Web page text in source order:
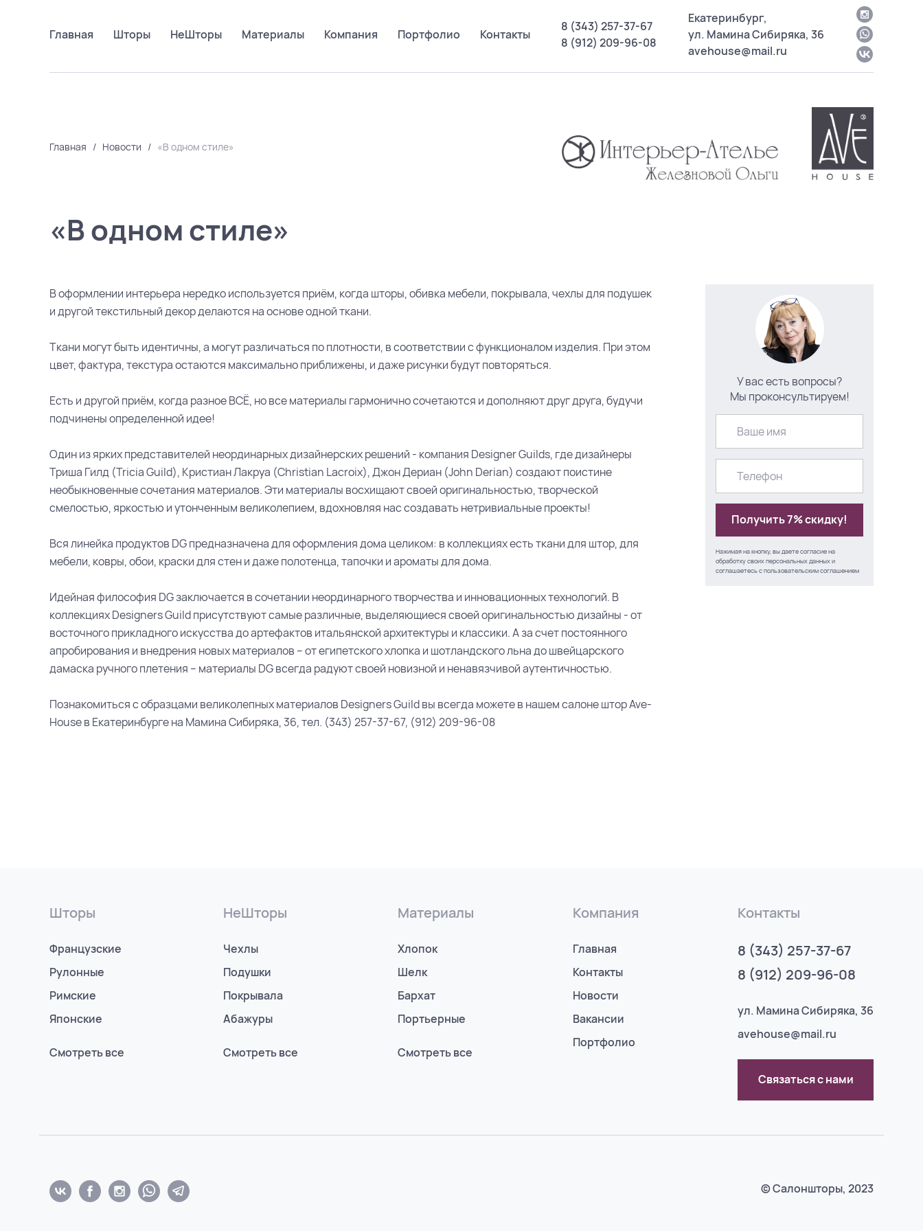
Главная Шторы НеШторы Материалы Компания Портфолио Контакты
8 (343) 257-37-67
8 (912) 209-96-08
Екатеринбург,
ул. Мамина Сибиряка, 36
avehouse@mail.ru
Главная / Новости / «В одном стиле»
«В одном стиле»
В оформлении интерьера нередко используется приём, когда шторы, обивка мебели, покрывала, чехлы для подушек
и другой текстильный декор делаются на основе одной ткани.
Ткани могут быть идентичны, а могут различаться по плотности, в соответствии с функционалом изделия. При этом
цвет, фактура, текстура остаются максимально приближены, и даже рисунки будут повторяться.
Есть и другой приём, когда разное ВСЁ, но все материалы гармонично сочетаются и дополняют друг друга, будучи
подчинены определенной идее!
Один из ярких представителей неординарных дизайнерских решений - компания Designer Guilds, где дизайнеры
Триша Гилд (Tricia Guild), Кристиан Лакруа (Christian Lacroix), Джон Дериан (John Derian) создают поистине
необыкновенные сочетания материалов. Эти материалы восхищают своей оригинальностью, творческой
смелостью, яркостью и утонченным великолепием, вдохновляя нас создавать нетривиальные проекты!
Вся линейка продуктов DG предназначена для оформления дома целиком: в коллекциях есть ткани для штор, для
мебели, ковры, обои, краски для стен и даже полотенца, тапочки и ароматы для дома.
Идейная философия DG заключается в сочетании неординарного творчества и инновационных технологий. В
коллекциях Designers Guild присутствуют самые различные, выделяющиеся своей оригинальностью дизайны - от
восточного прикладного искусства до артефактов итальянской архитектуры и классики. А за счет постоянного
апробирования и внедрения новых материалов – от египетского хлопка и шотландского льна до швейцарского
дамаска ручного плетения – материалы DG всегда радуют своей новизной и ненавязчивой аутентичностью.
Познакомиться с образцами великолепных материалов Designers Guild вы всегда можете в нашем салоне штор Ave-
House в Екатеринбурге на Мамина Сибиряка, 36, тел. (343) 257-37-67, (912) 209-96-08
У вас есть вопросы?
Мы проконсультируем!
Получить 7% скидку!
Нажимая на кнопку, вы даете согласие на
обработку своих персональных данных и
соглашаетесь спользовательским соглашением
Шторы
Французские
Рулонные
Римские
Японские
Смотреть все
НеШторы
Чехлы
Подушки
Покрывала
Абажуры
Смотреть все
Материалы
Хлопок
Шелк
Бархат
Портьерные
Смотреть все
Компания
Главная
Контакты
Новости
Вакансии
Портфолио
Контакты
8 (343) 257-37-67
8 (912) 209-96-08
ул. Мамина Сибиряка, 36
avehouse@mail.ru
Связаться с нами
© Салоншторы, 2023